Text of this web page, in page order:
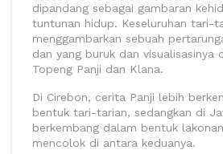
dipandang sebagai gambaran
tuntunan hidup. Keseluruhan tari-
menggambarkan sebuah
dan yang buruk dan visualisasinya
Topeng Panji dan Klana.
Di Cirebon, cerita Panji lebih
bentuk tari-tarian, sedangkan di
berkembang dalam bentuk
mencolok di antara keduanya.